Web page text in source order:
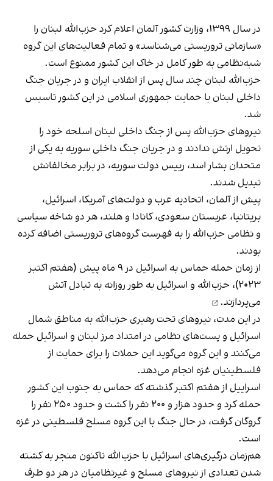
در سال ۱۳۹۹، وزارت کشور آلمان اعلام کردحزب‌الله لبنان را
«سازمانی تروریستی می‌شناسد» و تمام فعالیت‌های این گروه
شبه‌نظامی به طور کامل در خاک این کشور ممنوع است.
حزب‌الله لبنان چند سال پس از انقلاب ایران و در جریان جنگ
داخلی لبنان با حمایت جمهوری اسلامی در این کشور تاسیس
شد.
نیروهای حزب‌الله پس از جنگ داخلی لبنان اسلحه خود را
تحویل ارتش ندادند و در جریان جنگ داخلی سوریه به یکی از
متحدان بشار اسد، رییس‌ دولت سوریه، در برابر مخالفانش
تبدیل شدند.
پیش از آلمان، اتحادیه عرب و دولت‌های آمریکا، اسرائیل،
بریتانیا، عربستان سعودی، کانادا و هلند، هر دو شاخه سیاسی
و نظامی حزب‌الله را به فهرست گروه‌های تروریستی اضافه کرده‌
بودند.
از زمان حمله حماس به اسرائیل در ۹ ماه پیش (هفتم اکتبر
۲۰۲۳)، حزب‌الله و اسرائیل
به طور روزانه به تبادل آتش
می‌پردازند.
در این مدت، نیروهای تحت رهبری حزب‌الله به مناطق شمال
اسرائیل و پست‌های نظامی در امتداد مرز لبنان و اسرائیل حمله
می‌کنند و این گروه می‌گوید این حملات را برای حمایت از
فلسطینیان غزه انجام می‌دهد.
اسراییل از هفتم اکتبر گذشته که حماس به جنوب این کشور
حمله کرد و حدود هزار و ۲۰۰ نفر را کشت و حدود ۲۵۰ نفر را
گروگان گرفت، در حال جنگ با این گروه مسلح فلسطینی در غزه
است.
هم‌زمان درگیری‌های اسرائیل با حزب‌الله تاکنون منجر به کشته
شدن تعدادی از نیروهای مسلح و غیرنظامیان در هر دو طرف